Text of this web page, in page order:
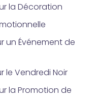
la Décoration
un Événement de
le Vendredi Noir
la Promotion de